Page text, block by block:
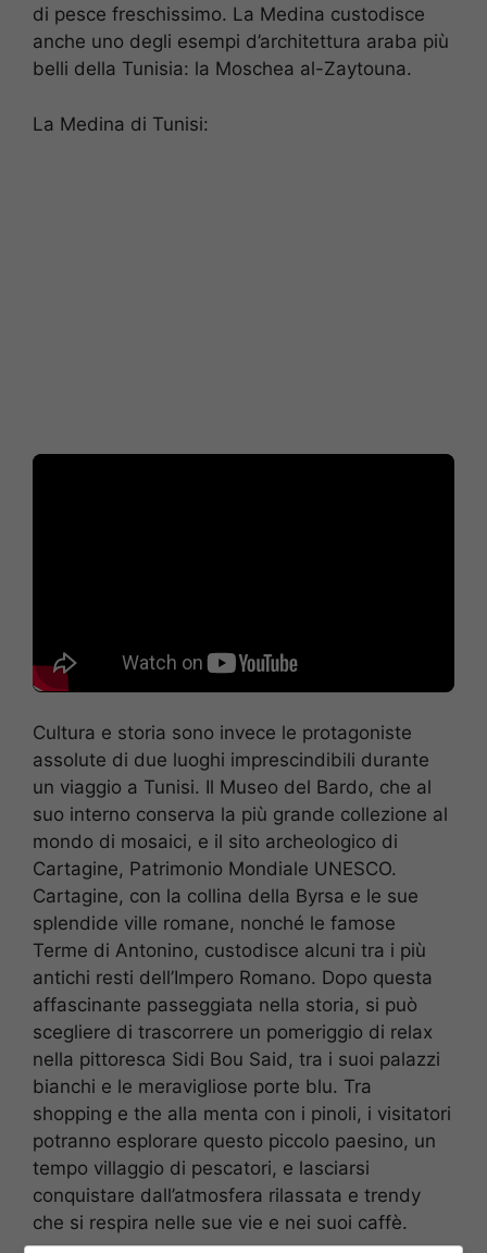
di pesce freschissimo. La Medina custodisce
anche uno degli esempi d’architettura araba più
belli della Tunisia: la Moschea al-Zaytouna.
La Medina di Tunisi:
Cultura e storia sono invece le protagoniste
assolute di due luoghi imprescindibili durante
un viaggio a Tunisi. Il Museo del Bardo, che al
suo interno conserva la più grande collezione al
mondo di mosaici, e il sito archeologico di
Cartagine, Patrimonio Mondiale UNESCO.
Cartagine, con la collina della Byrsa e le sue
splendide ville romane, nonché le famose
Terme di Antonino, custodisce alcuni tra i più
antichi resti dell’Impero Romano. Dopo questa
affascinante passeggiata nella storia, si può
scegliere di trascorrere un pomeriggio di relax
nella pittoresca Sidi Bou Said, tra i suoi palazzi
bianchi e le meravigliose porte blu. Tra
shopping e the alla menta con i pinoli, i visitatori
potranno esplorare questo piccolo paesino, un
tempo villaggio di pescatori, e lasciarsi
conquistare dall’atmosfera rilassata e trendy
che si respira nelle sue vie e nei suoi caffè.